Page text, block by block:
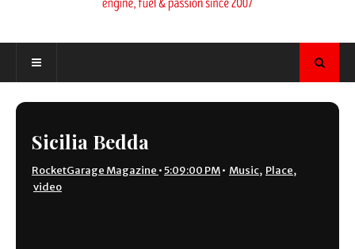
Sicilia Bedda
RocketGarage Magazine •5:09:00 PM• Music, Place,
video